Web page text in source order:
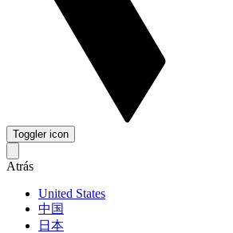
Toggler icon
Atrás
United States
中国
日本